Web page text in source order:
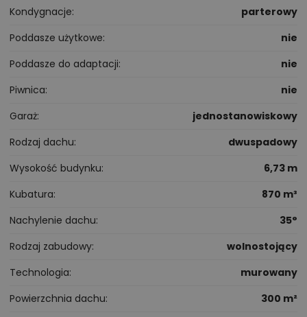
Kondygnacje
parterowy
Poddasze użytkowe
nie
Poddasze do adaptacji
nie
Piwnica
nie
Garaż
jednostanowiskowy
Rodzaj dachu
dwuspadowy
Wysokość budynku
6,73 m
Kubatura
870 m³
Nachylenie dachu
35°
Rodzaj zabudowy
wolnostojący
Technologia
murowany
Powierzchnia dachu
300 m²